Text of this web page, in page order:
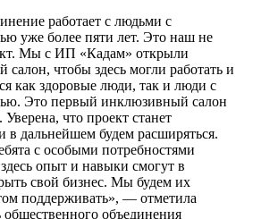
работает с людьми с
уже более пяти лет. Это наш не
Мы с ИП «Кадам» открыли
чтобы здесь могли работать и
как здоровые люди, так и люди с
Это первый инклюзивный салон
Уверена, что проект станет
в дальнейшем будем расширяться.
с особыми потребностями
опыт и навыки смогут в
свой бизнес. Мы будем их
поддерживать», — отметила
общественного объединения